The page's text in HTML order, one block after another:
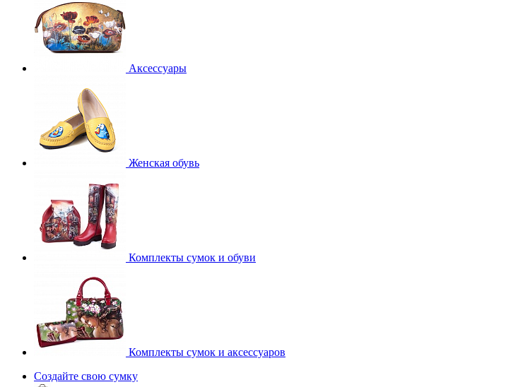
Аксессуары
Женская обувь
Комплекты сумок и обуви
Комплекты сумок и аксессуаров
Создайте свою сумку